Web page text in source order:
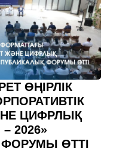
ӨҢІРЛІК
ЦИФРЛЫҚ
2026»
ӨТТІ